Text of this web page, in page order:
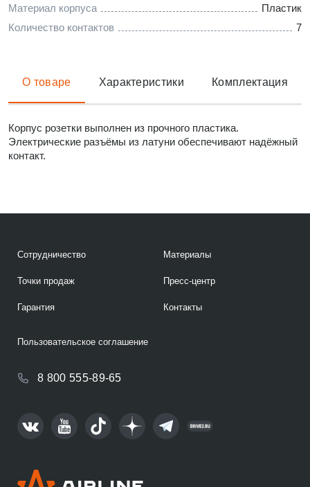
Материал корпуса
Пластик
Количество контактов
7
О товаре Характеристики Комплектация
Корпус розетки выполнен из прочного пластика.
Электрические разъёмы из латуни обеспечивают надёжный
контакт.
Сотрудничество
Точки продаж
Гарантия
Материалы
Пресс-центр
Контакты
8 800 555-89-65
Пользовательское соглашение